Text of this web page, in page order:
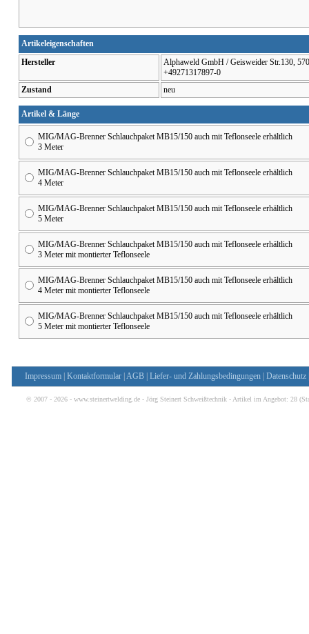
Artikeleigenschaften
Hersteller
Alphaweld GmbH / Geisweider Str.130,
+49271317897-0
Zustand
neu
Artikel & Länge
MIG/MAG-Brenner Schlauchpaket MB15/150 auch mit Teflonseele erhältlich
3 Meter
MIG/MAG-Brenner Schlauchpaket MB15/150 auch mit Teflonseele erhältlich
4 Meter
MIG/MAG-Brenner Schlauchpaket MB15/150 auch mit Teflonseele erhältlich
5 Meter
MIG/MAG-Brenner Schlauchpaket MB15/150 auch mit Teflonseele erhältlich
3 Meter mit montierter Teflonseele
MIG/MAG-Brenner Schlauchpaket MB15/150 auch mit Teflonseele erhältlich
4 Meter mit montierter Teflonseele
MIG/MAG-Brenner Schlauchpaket MB15/150 auch mit Teflonseele erhältlich
5 Meter mit montierter Teflonseele
Impressum Kontaktformular AGB Liefer- und Zahlungsbedingungen Datenschutz
© 2007 - 2026 - www.steinertwelding.de - Jörg Steinert Schweißtechnik - Artikel im Angebot: 28